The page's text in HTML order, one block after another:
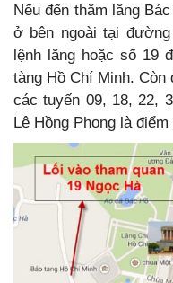
Nếu đến thăm lăng
ở bên ngoài tại
lệnh lăng hoặc số 19
tàng Hồ Chí Minh. Còn
các tuyến 09, 18, 22,
Lê Hồng Phong là